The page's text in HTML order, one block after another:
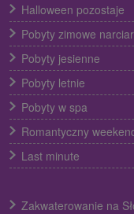
Halloween pozostaje
Pobyty zimowe
Pobyty jesienne
Pobyty letnie
Pobyty w spa
Romantyczny
Last minute
Zakwaterowanie na